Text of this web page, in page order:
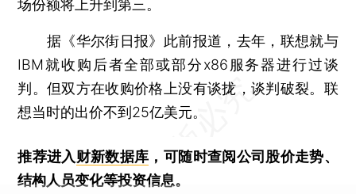
场份额将上升到第三。
据《华尔街日报》此前报道，去年，联想就与
IBM就收购后者全部或部分x86服务器进行过谈
判。但双方在收购价格上没有谈拢，谈判破裂。联
想当时的出价不到25亿美元。
推荐进入财新数据库 ，可随时查阅公司股价走势、
结构人员变化等投资信息。